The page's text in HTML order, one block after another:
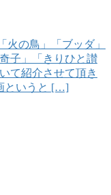
火の鳥」「ブッダ」
子」「きりひと讃
て紹介させて頂き
というと […]